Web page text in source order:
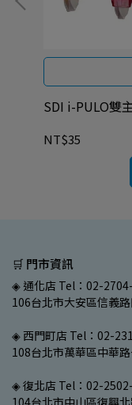
SDI i-PULO雙
NT$35
🛒 門市資訊
◈ 通化店 Tel：02-
106台北市大安區信義
◈ 西門町店 Tel：02-
108台北市萬華區中華
◈ 復北店 Tel：02-
104台北市中山區復興